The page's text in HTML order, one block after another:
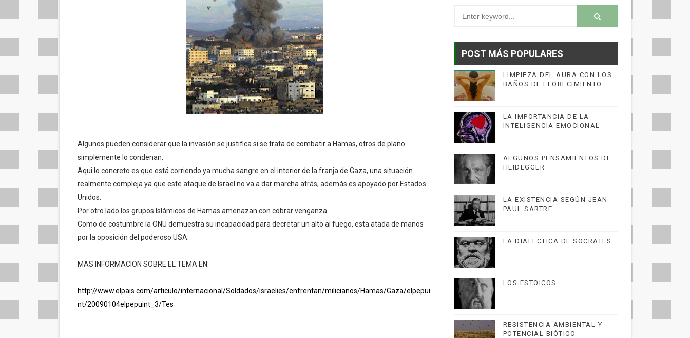
ESTRATEGIAS PARA AGILIZAR EL APRENDIZAJE
FUNCIÓN DEL ECOMUSEO
¿CÓMO FUNCIONA LA MENTE INCONSCIENTE?
¿CÓMO SE MANIPULA LA MENTE DE LAS PERSONAS?
¿CÓMO ALCANZAR LA VERDADERA PAZ?
¿QUÉ TAN PODEROSA ES LA MENTE?
QUÉ ES LA CIENCIA DE LA VENTA
AVANCES IMPORTANTES EN LA CIENCIA DENTRO DEL SIGLO XXI
RELAJAR LA MENTE CON MEDITACION
AVANCES DE LA FÍSICA CONTEMPORÉANEA
LOS 10 PENSADORES MÁS INFLUYENTES DE LA ILUSTRACIÓN
Algunos pueden considerar que la invasión se justifica si se trata de combatir a Hamas, otros de plano
simplemente lo condenan.
Aqui lo concreto es que está corriendo ya mucha sangre en el interior de la franja de Gaza, una situación
realmente compleja ya que este ataque de Israel no va a dar marcha atrás, además es apoyado por Estados
Unidos.
Por otro lado los grupos Islámicos de Hamas amenazan con cobrar venganza.
Como de costumbre la ONU demuestra su incapacidad para decretar un alto al fuego, esta atada de manos
por la oposición del poderoso USA.
MAS INFORMACION SOBRE EL TEMA EN:
http://www.elpais.com/articulo/internacional/Soldados/israelies/enfrentan/milicianos/Hamas/Gaza/elpepui
nt/20090104elpepuint_3/Tes
POST MÁS POPULARES
LIMPIEZA DEL AURA CON LOS
BAÑOS DE FLORECIMIENTO
LA IMPORTANCIA DE LA
INTELIGENCIA EMOCIONAL
ALGUNOS PENSAMIENTOS DE
HEIDEGGER
LA EXISTENCIA SEGÚN JEAN
PAUL SARTRE
LA DIALECTICA DE SOCRATES
LOS ESTOICOS
RESISTENCIA AMBIENTAL Y
POTENCIAL BIÓTICO